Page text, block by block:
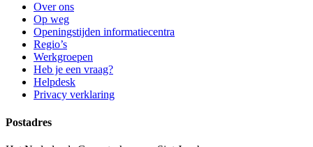
Over ons
Op weg
Openingstijden informatiecentra
Regio’s
Werkgroepen
Heb je een vraag?
Helpdesk
Privacy verklaring
Postadres